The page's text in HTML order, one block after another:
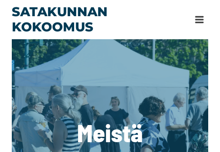
Siirry
sisältöön
SATAKUNNAN
KOKOOMUS
Meistä